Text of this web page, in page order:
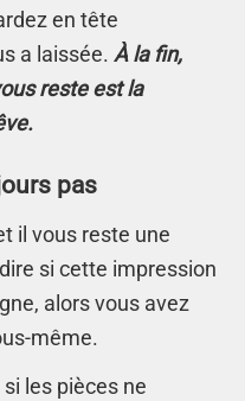
en tête
a laissée. À la fin,
reste est la
pas
il vous reste une
si cette impression
alors vous avez
même.
les pièces ne